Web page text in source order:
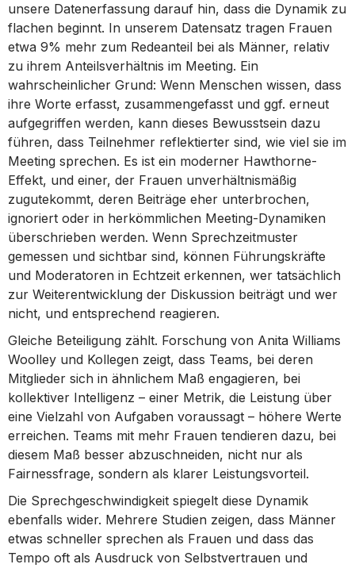
unsere Datenerfassung darauf hin, dass die Dynamik zu
flachen beginnt. In unserem Datensatz tragen Frauen
etwa 9% mehr zum Redeanteil bei als Männer, relativ
zu ihrem Anteilsverhältnis im Meeting. Ein
wahrscheinlicher Grund: Wenn Menschen wissen, dass
ihre Worte erfasst, zusammengefasst und ggf. erneut
aufgegriffen werden, kann dieses Bewusstsein dazu
führen, dass Teilnehmer reflektierter sind, wie viel sie im
Meeting sprechen. Es ist ein moderner Hawthorne-
Effekt, und einer, der Frauen unverhältnismäßig
zugutekommt, deren Beiträge eher unterbrochen,
ignoriert oder in herkömmlichen Meeting-Dynamiken
überschrieben werden. Wenn Sprechzeitmuster
gemessen und sichtbar sind, können Führungskräfte
und Moderatoren in Echtzeit erkennen, wer tatsächlich
zur Weiterentwicklung der Diskussion beiträgt und wer
nicht, und entsprechend reagieren.
Gleiche Beteiligung zählt. Forschung von Anita Williams
Woolley und Kollegen zeigt, dass Teams, bei deren
Mitglieder sich in ähnlichem Maß engagieren, bei
kollektiver Intelligenz – einer Metrik, die Leistung über
eine Vielzahl von Aufgaben voraussagt – höhere Werte
erreichen. Teams mit mehr Frauen tendieren dazu, bei
diesem Maß besser abzuschneiden, nicht nur als
Fairnessfrage, sondern als klarer Leistungsvorteil.
Die Sprechgeschwindigkeit spiegelt diese Dynamik
ebenfalls wider. Mehrere Studien zeigen, dass Männer
etwas schneller sprechen als Frauen und dass das
Tempo oft als Ausdruck von Selbstvertrauen und